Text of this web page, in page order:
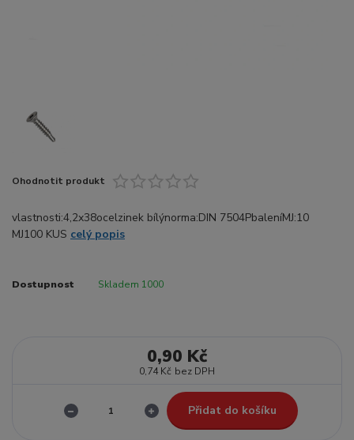
Ohodnotit produkt
vlastnosti:4,2x38ocelzinek bílýnorma:DIN 7504PbaleníMJ:10
MJ100 KUS celý popis
Dostupnost Skladem 1000
0,90 Kč
0,74 Kč bez DPH
Přidat do košíku